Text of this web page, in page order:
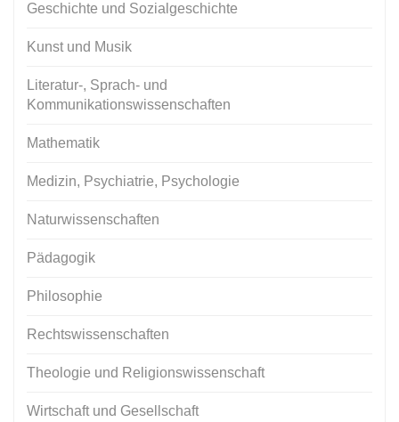
Geschichte und Sozialgeschichte
Kunst und Musik
Literatur-, Sprach- und
Kommunikationswissenschaften
Mathematik
Medizin, Psychiatrie, Psychologie
Naturwissenschaften
Pädagogik
Philosophie
Rechtswissenschaften
Theologie und Religionswissenschaft
Wirtschaft und Gesellschaft